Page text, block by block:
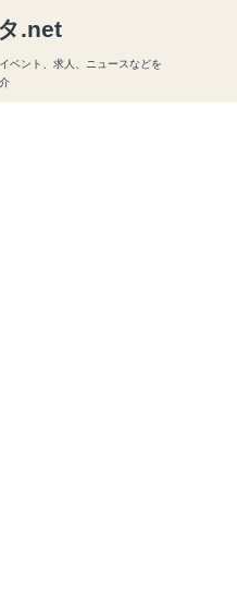
.net
ベント、求人、ニュースなどを